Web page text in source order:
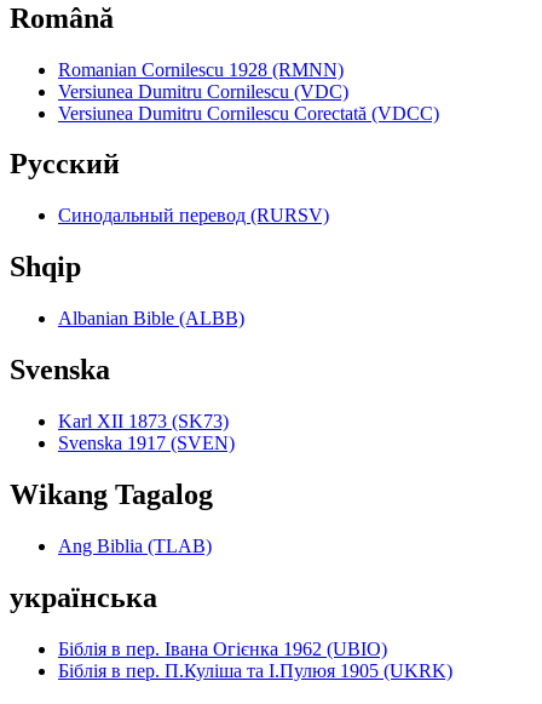
Română
Romanian Cornilescu 1928 (RMNN)
Versiunea Dumitru Cornilescu (VDC)
Versiunea Dumitru Cornilescu Corectată (VDCC)
Pyccкий
Синодальный перевод (RURSV)
Shqip
Albanian Bible (ALBB)
Svenska
Karl XII 1873 (SK73)
Svenska 1917 (SVEN)
Wikang Tagalog
Ang Biblia (TLAB)
українська
Біблія в пер. Івана Огієнка 1962 (UBIO)
Біблія в пер. П.Куліша та І.Пулюя 1905 (UKRK)